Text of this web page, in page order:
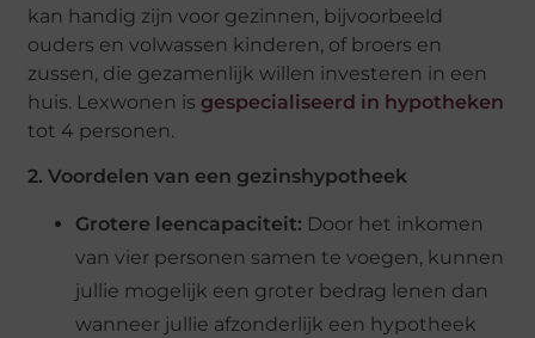
kan handig zijn voor gezinnen, bijvoorbeeld
ouders en volwassen kinderen, of broers en
zussen, die gezamenlijk willen investeren in een
huis. Lexwonen is gespecialiseerd in hypotheken
tot 4 personen.
2. Voordelen van een gezinshypotheek
Grotere leencapaciteit: Door het inkomen
van vier personen samen te voegen, kunnen
jullie mogelijk een groter bedrag lenen dan
wanneer jullie afzonderlijk een hypotheek